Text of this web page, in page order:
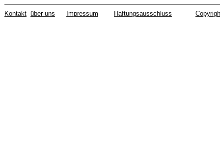
Kontakt über uns Impressum Haftungsausschluss